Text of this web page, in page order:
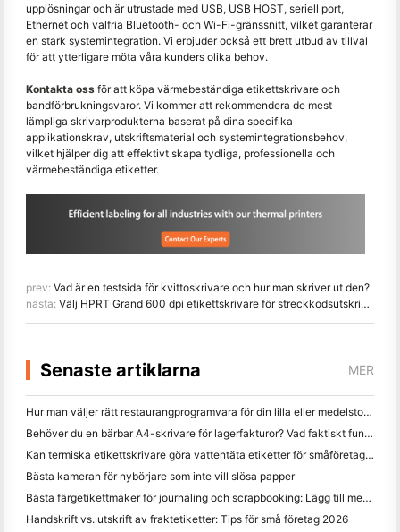
upplösningar och är utrustade med USB, USB HOST, seriell port,
Ethernet och valfria Bluetooth- och Wi-Fi-gränssnitt, vilket garanterar
en stark systemintegration. Vi erbjuder också ett brett utbud av tillval
för att ytterligare möta våra kunders olika behov.
Kontakta oss för att köpa värmebeständiga etikettskrivare och
bandförbrukningsvaror. Vi kommer att rekommendera de mest
lämpliga skrivarprodukterna baserat på dina specifika
applikationskrav, utskriftsmaterial och systemintegrationsbehov,
vilket hjälper dig att effektivt skapa tydliga, professionella och
värmebeständiga etiketter.
prev: Vad är en testsida för kvittoskrivare och hur man skriver ut den?
nästa: Välj HPRT Grand 600 dpi etikettskrivare för streckkodsutskrivning med hög upplösning
Senaste artiklarna MER
Hur man väljer rätt restaurangprogramvara för din lilla eller medelstora restaurang
Behöver du en bärbar A4-skrivare för lagerfakturor? Vad faktiskt fungerar
Kan termiska etikettskrivare göra vattentäta etiketter för småföretagsprodukter?
Bästa kameran för nybörjare som inte vill slösa papper
Bästa färgetikettmaker för journaling och scrapbooking: Lägg till mer färg på varje sida
Handskrift vs. utskrift av fraktetiketter: Tips för små företag 2026